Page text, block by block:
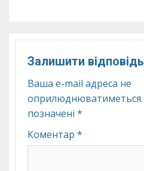
Залишити відповідь
Ваша e-mail адреса не
оприлюднюватиметься.
позначені *
Коментар *